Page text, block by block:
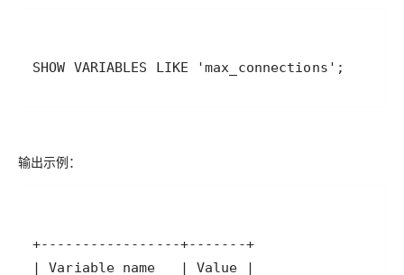
SHOW VARIABLES LIKE 'max_connections';
输出示例：
+-----------------+-------+